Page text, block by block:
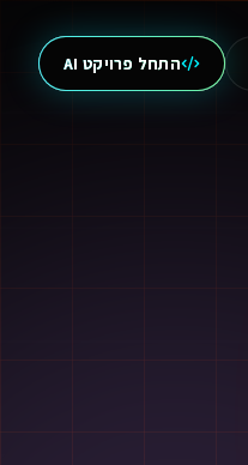
התחל פרויקט AI